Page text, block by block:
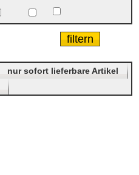
nur sofort lieferbare Artikel